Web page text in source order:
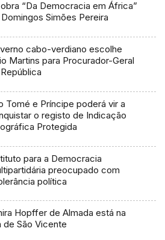
“Da Democracia em África”
Simões Pereira
cabo-verdiano escolhe
Martins para Procurador-Geral
Tomé e Príncipe poderá vir a
o registo de Indicação
Protegida
para a Democracia
preocupado com
política
Hopffer de Almada está na
de São Vicente